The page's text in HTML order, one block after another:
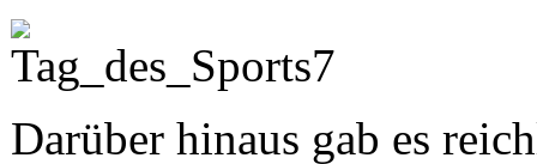
Darüber hinaus gab es